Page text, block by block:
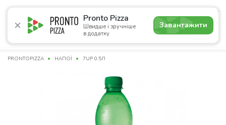
Pronto Pizza
Швидше і зручніше
в додатку
Завантажити
4.7
Акції Піца Суші Сети Лаваші Комбо Напої
PRONTOPIZZA НАПОЇ 7UP 0.5Л